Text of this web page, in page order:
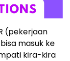
(pekerjaan
masuk ke
kira-kira